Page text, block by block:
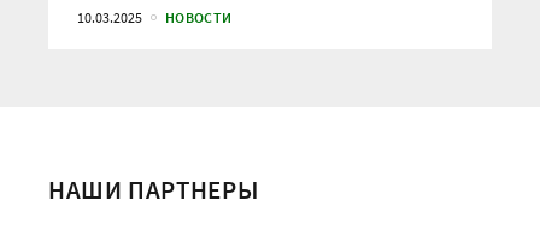
10.03.2025 НОВОСТИ
НАШИ ПАРТНЕРЫ